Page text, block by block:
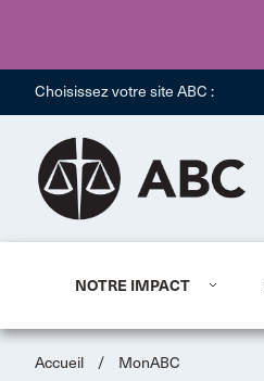
Choisissez votre site ABC :
NOTRE IMPACT
Accueil / MonABC